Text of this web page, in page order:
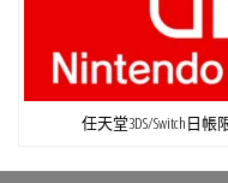
任天堂3DS/Switch日